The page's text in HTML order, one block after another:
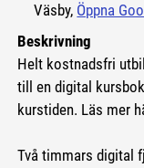
Väsby, Öppna
Beskrivning
Helt kostnadsfri
till en digital
kurstiden. Läs mer
Två timmars digital